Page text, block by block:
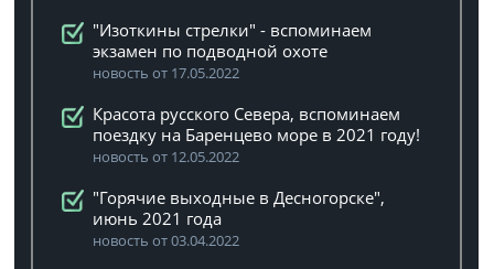
"Изоткины стрелки" - вспоминаем
экзамен по подводной охоте
новость от 17.05.2022
Красота русского Севера, вспоминаем
поездку на Баренцево море в 2021 году!
новость от 12.05.2022
"Горячие выходные в Десногорске",
июнь 2021 года
новость от 03.04.2022